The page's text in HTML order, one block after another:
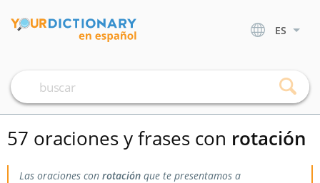
ES
57 oraciones y frases con rotación
Las oraciones con rotación que te presentamos a